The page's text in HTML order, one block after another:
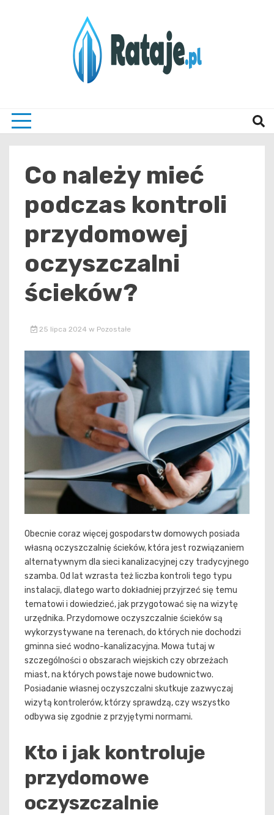
Co należy mieć
podczas kontroli
przydomowej
oczyszczalni
ścieków?
25 lipca 2024 w Pozostałe
Obecnie coraz więcej gospodarstw domowych posiada
własną oczyszczalnię ścieków, która jest rozwiązaniem
alternatywnym dla sieci kanalizacyjnej czy tradycyjnego
szamba. Od lat wzrasta też liczba kontroli tego typu
instalacji, dlatego warto dokładniej przyjrzeć się temu
tematowi i dowiedzieć, jak przygotować się na wizytę
urzędnika. Przydomowe oczyszczalnie ścieków są
wykorzystywane na terenach, do których nie dochodzi
gminna sieć wodno-kanalizacyjna. Mowa tutaj w
szczególności o obszarach wiejskich czy obrzeżach
miast, na których powstaje nowe budownictwo.
Posiadanie własnej oczyszczalni skutkuje zazwyczaj
wizytą kontrolerów, którzy sprawdzą, czy wszystko
odbywa się zgodnie z przyjętymi normami.
Kto i jak kontroluje
przydomowe
oczyszczalnie